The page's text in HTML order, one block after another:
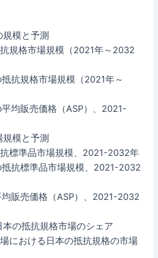
模と予測
規格市場規模（2021年～2032
抗規格市場規模（2021年～
均販売価格（ASP）、2021-
模と予測
標準品市場規模、2021-2032年
抗標準品市場規模、2021-2032
販売価格（ASP）、2021-2032
の抵抗規格市場のシェア
における日本の抵抗規格の市場